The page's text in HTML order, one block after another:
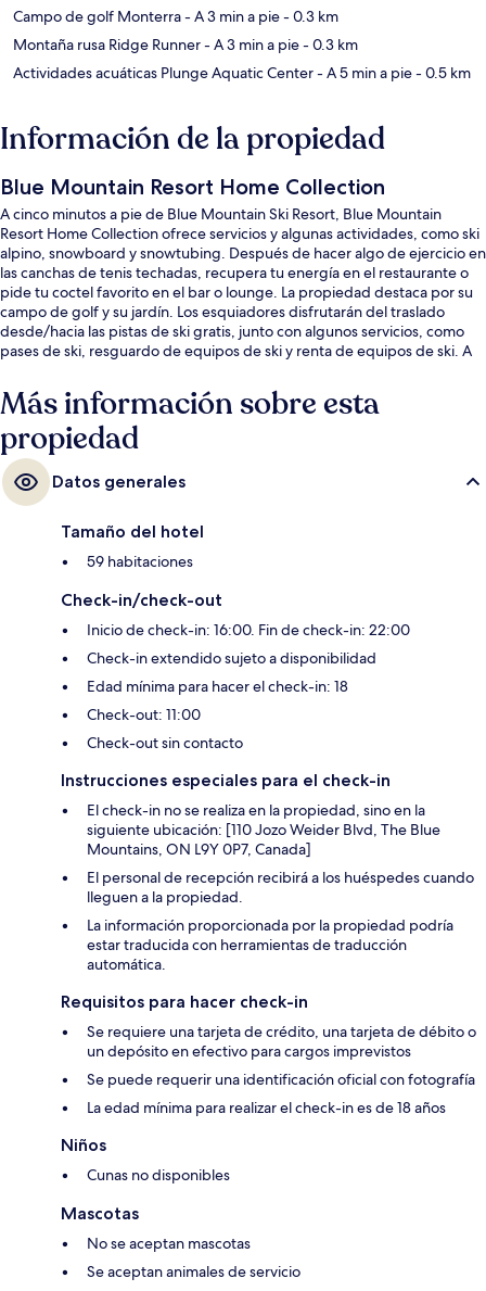
Campo de golf Monterra- A 3 min a pie- 0.3 km
Montaña rusa Ridge Runner- A 3 min a pie- 0.3 km
Actividades acuáticas Plunge Aquatic Center- A 5 min a pie- 0.5 km
Información de la propiedad
Blue Mountain Resort Home Collection
A cinco minutos a pie de Blue Mountain Ski Resort, Blue Mountain
Resort Home Collection ofrece servicios y algunas actividades, como ski
alpino, snowboard y snowtubing. Después de hacer algo de ejercicio en
las canchas de tenis techadas, recupera tu energía en el restaurante o
pide tu coctel favorito en el bar o lounge. La propiedad destaca por su
campo de golf y su jardín. Los esquiadores disfrutarán del traslado
desde/hacia las pistas de ski gratis, junto con algunos servicios, como
pases de ski, resguardo de equipos de ski y renta de equipos de ski. A
Más información sobre esta
propiedad
Datos generales
Tamaño del hotel
59 habitaciones
Check-in/check-out
Inicio de check-in: 16:00. Fin de check-in: 22:00
Check-in extendido sujeto a disponibilidad
Edad mínima para hacer el check-in: 18
Check-out: 11:00
Check-out sin contacto
Instrucciones especiales para el check-in
El check-in no se realiza en la propiedad, sino en la
siguiente ubicación: [110 Jozo Weider Blvd, The Blue
Mountains, ON L9Y 0P7, Canada]
El personal de recepción recibirá a los huéspedes cuando
lleguen a la propiedad.
La información proporcionada por la propiedad podría
estar traducida con herramientas de traducción
automática.
Requisitos para hacer check-in
Se requiere una tarjeta de crédito, una tarjeta de débito o
un depósito en efectivo para cargos imprevistos
Se puede requerir una identificación oficial con fotografía
La edad mínima para realizar el check-in es de 18 años
Niños
Cunas no disponibles
Mascotas
No se aceptan mascotas
Se aceptan animales de servicio